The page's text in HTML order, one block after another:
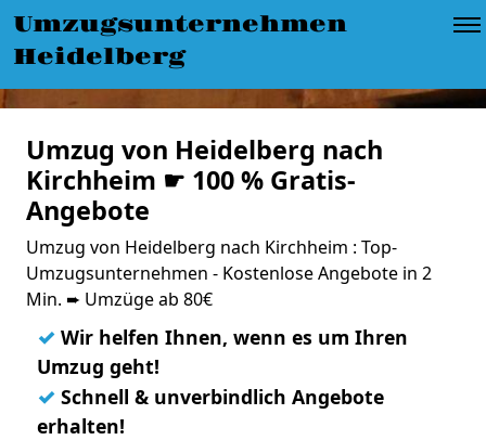
Umzugsunternehmen
Heidelberg
Umzug von Heidelberg nach
Kirchheim ☛ 100 % Gratis-
Angebote
Umzug von Heidelberg nach Kirchheim : Top-
Umzugsunternehmen - Kostenlose Angebote in 2
Min. ➨ Umzüge ab 80€
✓ Wir helfen Ihnen, wenn es um Ihren
Umzug geht!
✓ Schnell & unverbindlich Angebote
erhalten!